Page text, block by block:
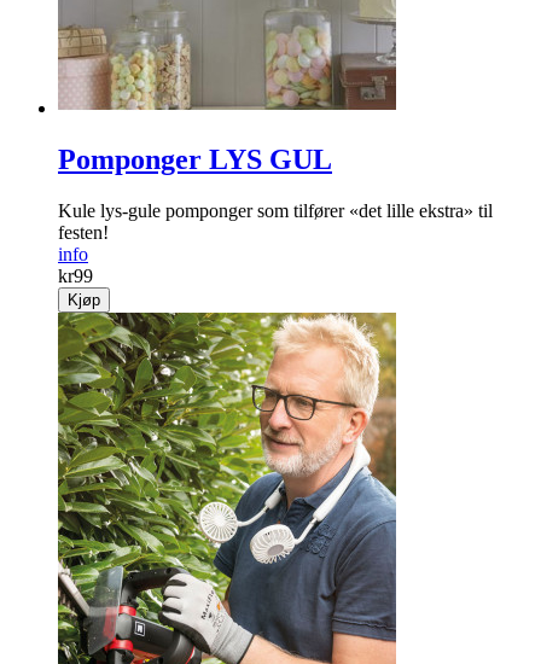
Pomponger LYS GUL
Kule lys-gule pomponger som tilfører «det lille ekstra» til
festen!
info
kr99
Kjøp